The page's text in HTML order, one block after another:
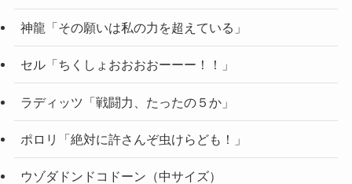
神龍「その願いは私の力を超えている」
セル「ちくしょおおおおーーー！！」
ラディッツ「戦闘力、たったの５か」
ポロリ「絶対に許さんぞ虫けらども！」
ウゾダドンドコドーン（中サイズ）